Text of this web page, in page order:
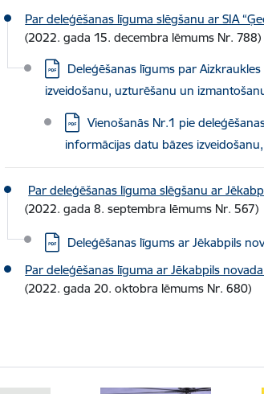
Par deleģēšanas līguma slēgšanu ar SIA
(2022. gada 15. decembra lēmums Nr. 788)
Lejupielādēt:
Deleģēšanas līgums par
izveidošanu, uzturēšanu un
Lejupielādēt:
Vienošanās Nr.1 pie
informācijas datu bāzes
Par deleģēšanas līguma slēgšanu ar
(2022. gada 8. septembra lēmums Nr. 567)
Lejupielādēt:
Deleģēšanas līgums ar Jēkabpils
Par deleģēšanas līguma ar Jēkabpils
(2022. gada 20. oktobra lēmums Nr. 680)